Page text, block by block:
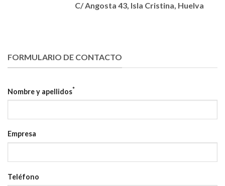
C/ Angosta 43, Isla Cristina, Huelva
FORMULARIO DE CONTACTO
Nombre y apellidos*
Empresa
Teléfono